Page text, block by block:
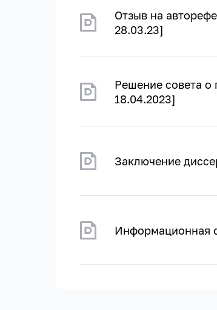
Отзыв на
28.03.23]
Решение совета о
18.04.2023]
Заключение
Информационная